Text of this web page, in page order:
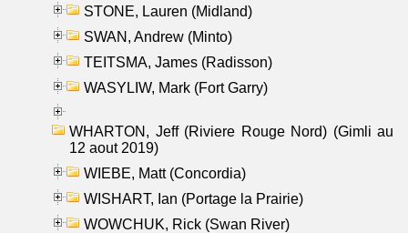
STONE, Lauren (Midland)
SWAN, Andrew (Minto)
TEITSMA, James (Radisson)
WASYLIW, Mark (Fort Garry)
WHARTON, Jeff (Riviere Rouge Nord) (Gimli au
12 aout 2019)
WIEBE, Matt (Concordia)
WISHART, Ian (Portage la Prairie)
WOWCHUK, Rick (Swan River)